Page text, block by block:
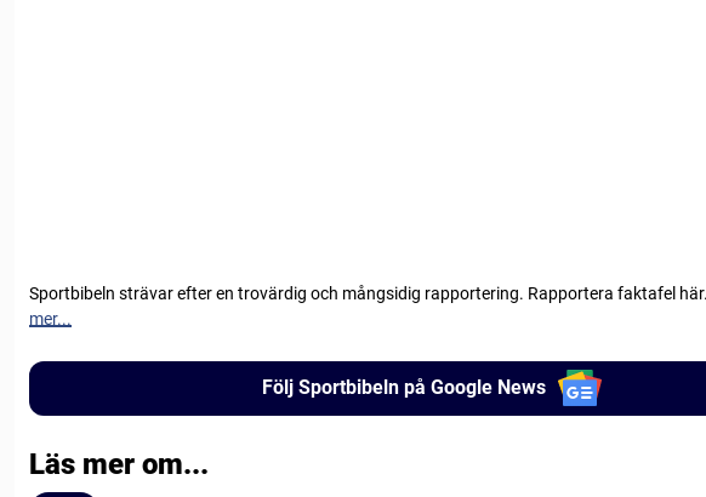
Sportbibeln strävar efter en trovärdig och mångsidig rapportering. Rapportera faktafel här.
mer...
Följ Sportbibeln på Google News
Läs mer om...